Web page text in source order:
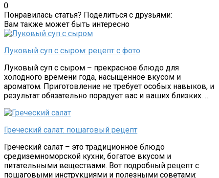
0
Понравилась статья? Поделиться с друзьями:
Вам также может быть интересно
Луковый суп с сыром: рецепт с фото
Луковый суп с сыром – прекрасное блюдо для
холодного времени года, насыщенное вкусом и
ароматом. Приготовление не требует особых навыков, и
результат обязательно порадует вас и ваших близких. …
Греческий салат: пошаговый рецепт
Греческий салат – это традиционное блюдо
средиземноморской кухни, богатое вкусом и
питательными веществами. Вот подробный рецепт с
пошаговыми инструкциями и полезными советами: